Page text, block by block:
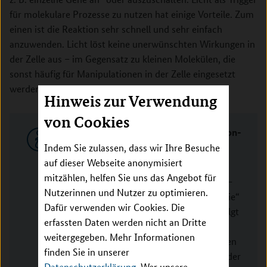
Hinweis zur Verwendung
von Cookies
Indem Sie zulassen, dass wir Ihre Besuche
auf dieser Webseite anonymisiert
mitzählen, helfen Sie uns das Angebot für
Nutzerinnen und Nutzer zu optimieren.
Dafür verwenden wir Cookies. Die
erfassten Daten werden nicht an Dritte
weitergegeben. Mehr Informationen
finden Sie in unserer
für molekulare Prozesse zu nutzen hat einige Vorteile. Zum
einen ist die Reaktion sehr schnell und sehr einfach
anzuwenden. Licht löst keine unerwünschten Wirkungen in
der Zelle aus – im Gegensatz zu kleinen Molekülen, die
sonst häufig für Manipulationen in der Zelle eingesetzt
werden.
Quantitative Analyse der Genexpression-
Kontrolle in Säugertierzellen
Das Nachwuchsgruppenprojekt im
Rahmen der Fördermaßnahme „e:Bio –
Innovationswettbewerb Systembiologie“
beschäftigt sich mit Genetik und verfolgt
das Ziel, ein besseres Verständnis der
Genexpressionskontrolle in Säugerzellen
zu erlangen. Dies ist insbesondere bei der